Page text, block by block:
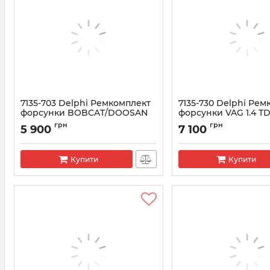
7135-703 Delphi Ремкомплект
форсунки BOBCAT/DOOSAN
Артикул: 7135-703
5 900 грн
Купити
7135-730 Delphi
форсунки VAG 1.4
Артикул: 7135-730
7 100 грн
Купити